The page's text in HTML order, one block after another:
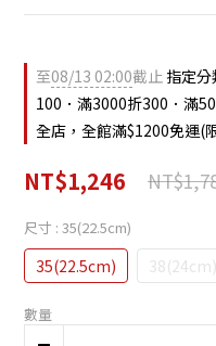
至08/13 02:00截止 指定
100．滿3000折300．滿
全店，全館滿$1200免運(
NT$1,246
尺寸 : 35(22.5cm)
35(22.5cm) 38(24cm)
數量